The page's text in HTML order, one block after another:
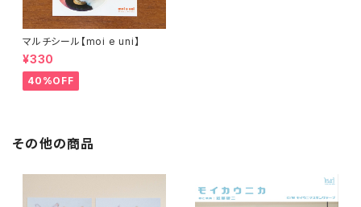
マルチシール【moi e uni】
¥330
40%OFF
その他の商品